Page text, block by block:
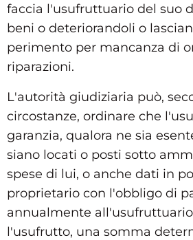
faccia l'usufruttuario del suo
beni o deteriorandoli o
perimento per mancanza di
riparazioni.
L'autorità giudiziaria può,
circostanze, ordinare che
garanzia, qualora ne sia
siano locati o posti sotto
spese di lui, o anche dati in
proprietario con l'obbligo di
annualmente
l'usufrutto, una somma